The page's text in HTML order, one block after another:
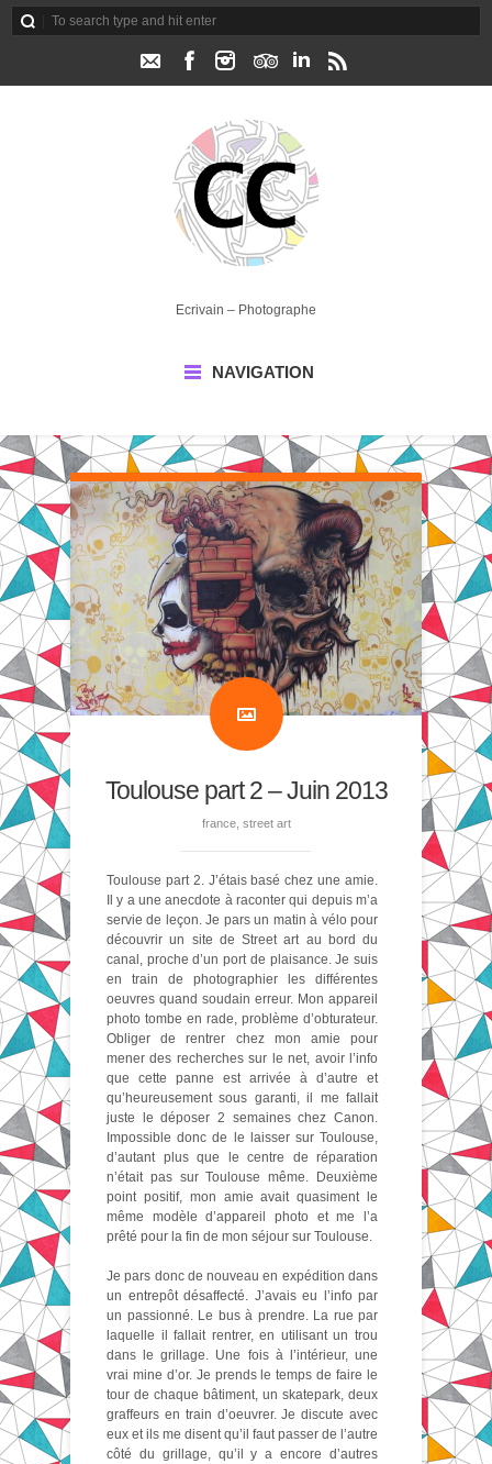
Ecrivain – Photographe
NAVIGATION
Toulouse part 2 – Juin 2013
france, street art
Toulouse part 2. J’étais basé chez une amie.
Il y a une anecdote à raconter qui depuis m’a
servie de leçon. Je pars un matin à vélo pour
découvrir un site de Street art au bord du
canal, proche d’un port de plaisance. Je suis
en train de photographier les différentes
oeuvres quand soudain erreur. Mon appareil
photo tombe en rade, problème d’obturateur.
Obliger de rentrer chez mon amie pour
mener des recherches sur le net, avoir l’info
que cette panne est arrivée à d’autre et
qu’heureusement sous garanti, il me fallait
juste le déposer 2 semaines chez Canon.
Impossible donc de le laisser sur Toulouse,
d’autant plus que le centre de réparation
n’était pas sur Toulouse même. Deuxième
point positif, mon amie avait quasiment le
même modèle d’appareil photo et me l’a
prêté pour la fin de mon séjour sur Toulouse.
Je pars donc de nouveau en expédition dans
un entrepôt désaffecté. J’avais eu l’info par
un passionné. Le bus à prendre. La rue par
laquelle il fallait rentrer, en utilisant un trou
dans le grillage. Une fois à l’intérieur, une
vrai mine d’or. Je prends le temps de faire le
tour de chaque bâtiment, un skatepark, deux
graffeurs en train d’oeuvrer. Je discute avec
eux et ils me disent qu’il faut passer de l’autre
côté du grillage, qu’il y a encore d’autres